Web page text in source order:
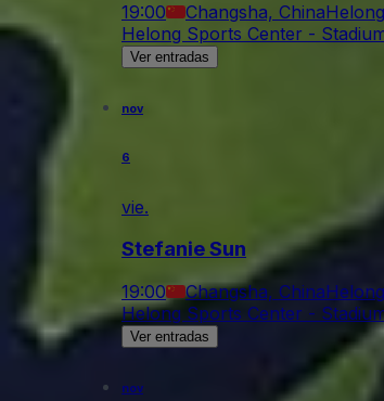
19:00 Changsha, China
Helong Sports Center -
Ver entradas
nov
6
vie.
Stefanie Sun
19:00 Changsha, China
Helong Sports Center -
Ver entradas
nov